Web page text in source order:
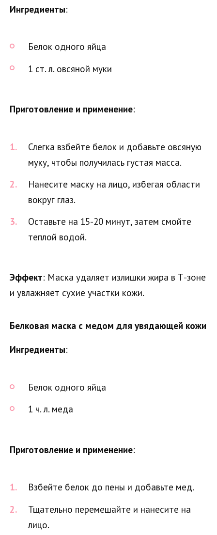
Ингредиенты:
Белок одного яйца
1 ст. л. овсяной муки
Приготовление и применение:
Слегка взбейте белок и добавьте овсяную
муку, чтобы получилась густая масса.
Нанесите маску на лицо, избегая области
вокруг глаз.
Оставьте на 15-20 минут, затем смойте
теплой водой.
Эффект: Маска удаляет излишки жира в Т-зоне
и увлажняет сухие участки кожи.
Белковая маска с медом для увядающей кожи
Ингредиенты:
Белок одного яйца
1 ч. л. меда
Приготовление и применение:
Взбейте белок до пены и добавьте мед.
Тщательно перемешайте и нанесите на
лицо.